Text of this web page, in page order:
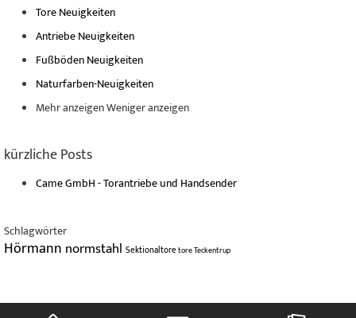
Tore Neuigkeiten
Antriebe Neuigkeiten
Fußböden Neuigkeiten
Naturfarben-Neuigkeiten
Mehr anzeigenWeniger anzeigen
kürzliche Posts
Came GmbH - Torantriebe und Handsender
Schlagwörter
Hörmann normstahl SektionaltoretoreTeckentrup